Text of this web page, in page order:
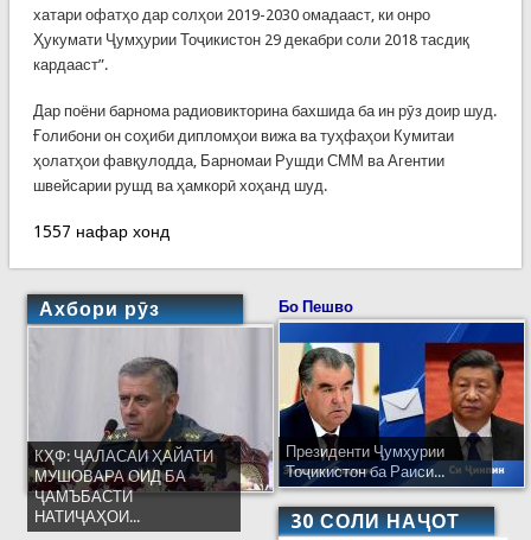
хатари офатҳо дар солҳои 2019-2030 омадааст, ки онро
Ҳукумати Ҷумҳурии Тоҷикистон 29 декабри соли 2018 тасдиқ
кардааст”.
Дар поёни барнома радиовикторина бахшида ба ин рӯз доир шуд.
Ғолибони он соҳиби дипломҳои вижа ва туҳфаҳои Кумитаи
ҳолатҳои фавқулодда, Барномаи Рушди СММ ва Агентии
швейсарии рушд ва ҳамкорӣ хоҳанд шуд.
1557 нафар хонд
Ахбори рӯз
КҲФ: ҶАЛАСАИ ҲАЙАТИ
МУШОВАРА ОИД БА
ҶАМЪБАСТИ
НАТИҶАҲОИ...
Бо Пешво
Президенти Ҷумҳурии
Тоҷикистон ба Раиси...
30 СОЛИ НАҶОТ